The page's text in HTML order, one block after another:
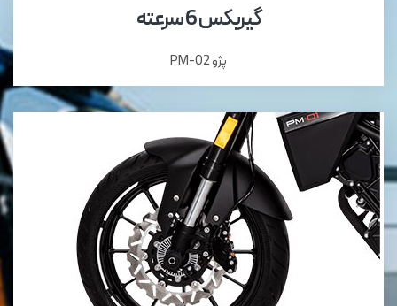
گیربکس 6 سرعته
پژو PM-02